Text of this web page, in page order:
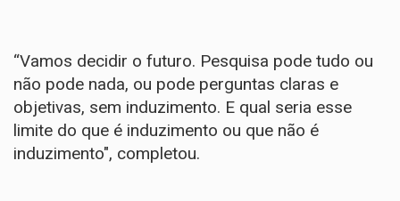
“Vamos decidir o futuro. Pesquisa pode tudo ou
não pode nada, ou pode perguntas claras e
objetivas, sem induzimento. E qual seria esse
limite do que é induzimento ou que não é
induzimento", completou.